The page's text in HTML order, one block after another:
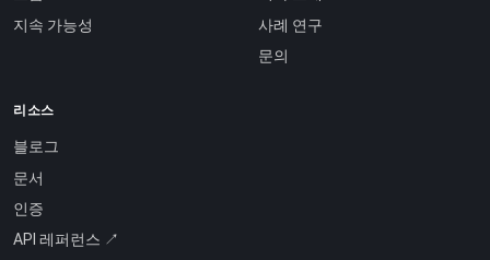
지속 가능성
사례 연구
문의
리소스
블로그
문서
인증
API 레퍼런스 ↗